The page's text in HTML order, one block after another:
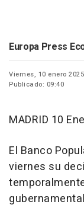
Europa Press
Viernes, 10 enero 2025
Publicado: 09:40
MADRID 10
El Banco
viernes su